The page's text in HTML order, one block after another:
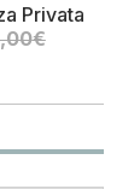
Privata
€